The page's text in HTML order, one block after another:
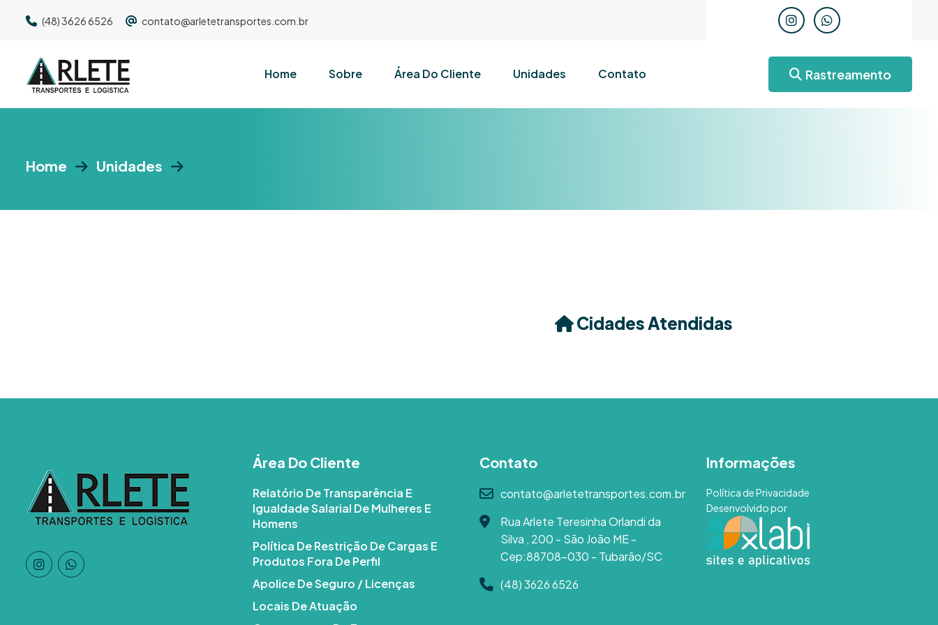
(48) 3626 6526 contato@arletetransportes.com.br
Home Sobre Área Do Cliente Unidades Contato Rastreamento
Home Unidades
Cidades Atendidas
Área Do Cliente
Relatório De Transparência E
Igualdade Salarial De Mulheres E
Homens
Política De Restrição De Cargas E
Produtos Fora De Perfil
Apolice De Seguro / Licenças
Locais De Atuação
Contato
contato@arletetransportes.com.br
Rua Arlete Teresinha Orlandi da
Silva , 200 - São João ME -
Cep:88708-030 - Tubarão/SC
(48) 3626 6526
Informações
Política de Privacidade
Desenvolvido por